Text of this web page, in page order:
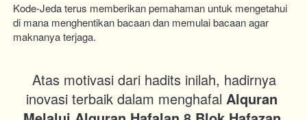
Kode-Jeda terus memberikan pemahaman untuk mengetahui
di mana menghentikan bacaan dan memulai bacaan agar
maknanya terjaga.
inovasi terbaik dalam menghafal Alquran